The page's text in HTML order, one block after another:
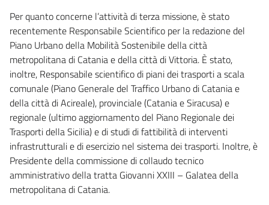
Per quanto concerne l’attività di terza missione, è stato
recentemente Responsabile Scientifico per la redazione del
Piano Urbano della Mobilità Sostenibile della città
metropolitana di Catania e della città di Vittoria. È stato,
inoltre, Responsabile scientifico di piani dei trasporti a scala
comunale (Piano Generale del Traffico Urbano di Catania e
della città di Acireale), provinciale (Catania e Siracusa) e
regionale (ultimo aggiornamento del Piano Regionale dei
Trasporti della Sicilia) e di studi di fattibilità di interventi
infrastrutturali e di esercizio nel sistema dei trasporti. Inoltre, è
Presidente della commissione di collaudo tecnico
amministrativo della tratta Giovanni XXIII – Galatea della
metropolitana di Catania.